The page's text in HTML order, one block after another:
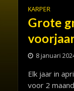
KARPER
Grote
8 januari
Elk jaar in
voor 2